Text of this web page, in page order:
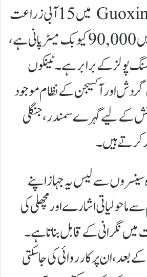
ڈیک کے نیچے، Guoxin-1 میں 15 آبی زراعت
کے ٹینک ہیں جن میں 90,000 کیوبک میٹر پانی ہے،
پولز کے برابر ہے۔ ٹینکوں
کی گردش اور آکسیجن کے نظام موجود
کے لیے گہرے سمندر، جنگلی
کرتے ہیں۔
سینسروں سے لیس یہ جہاز اپنے
ماحولیاتی اشارے اور مچھلی کی
میں نگرانی کے قابل بناتا ہے۔
بعد، ان پر کارروائی کی جا سکتی